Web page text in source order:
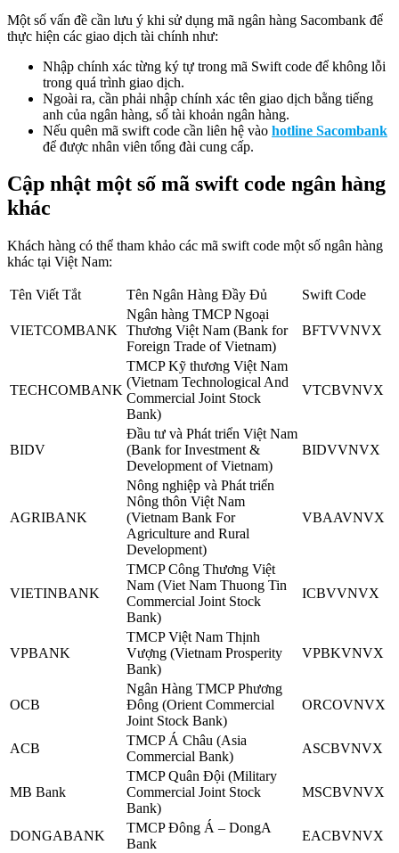
Một số vấn đề cần lưu ý khi sử dụng mã ngân hàng Sacombank để
thực hiện các giao dịch tài chính như:
Nhập chính xác từng ký tự trong mã Swift code để không lỗi
trong quá trình giao dịch.
Ngoài ra, cần phải nhập chính xác tên giao dịch bằng tiếng
anh của ngân hàng, số tài khoản ngân hàng.
Nếu quên mã swift code cần liên hệ vào hotline Sacombank
để được nhân viên tổng đài cung cấp.
Cập nhật một số mã swift code ngân hàng
khác
Khách hàng có thể tham khảo các mã swift code một số ngân hàng
khác tại Việt Nam:
Tên Viết Tắt Tên Ngân Hàng Đầy Đủ Swift Code
VIETCOMBANK
Ngân hàng TMCP Ngoại
Thương Việt Nam (Bank for
Foreign Trade of Vietnam)
BFTVVNVX
TECHCOMBANK
TMCP Kỹ thương Việt Nam
(Vietnam Technological And
Commercial Joint Stock
Bank)
VTCBVNVX
BIDV
Đầu tư và Phát triển Việt Nam
(Bank for Investment &
Development of Vietnam)
BIDVVNVX
AGRIBANK
Nông nghiệp và Phát triển
Nông thôn Việt Nam
(Vietnam Bank For
Agriculture and Rural
Development)
VBAAVNVX
VIETINBANK
TMCP Công Thương Việt
Nam (Viet Nam Thuong Tin
Commercial Joint Stock
Bank)
ICBVVNVX
VPBANK
TMCP Việt Nam Thịnh
Vượng (Vietnam Prosperity
Bank)
VPBKVNVX
OCB
Ngân Hàng TMCP Phương
Đông (Orient Commercial
Joint Stock Bank)
ORCOVNVX
ACB
TMCP Á Châu (Asia
Commercial Bank)
ASCBVNVX
MB Bank
TMCP Quân Đội (Military
Commercial Joint Stock
Bank)
MSCBVNVX
DONGABANK
TMCP Đông Á – DongA
Bank
EACBVNVX